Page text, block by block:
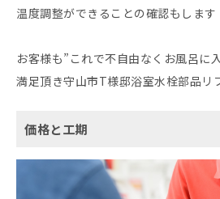
温度調整ができることの確認もします
お客様も”これで不自由なくお風呂に
満足頂き守山市T様邸浴室水栓部品リ
価格と工期